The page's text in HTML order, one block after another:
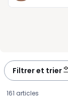
Filtrer et trier
161 articles